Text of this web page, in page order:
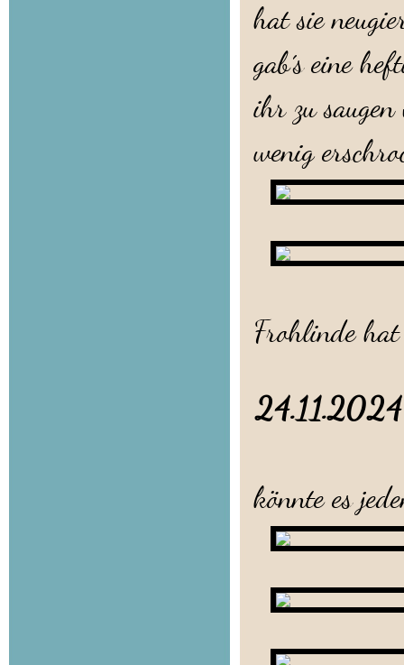
hat sie
gab´s eine
ihr zu
wenig
Frohlinde hat
könnte es